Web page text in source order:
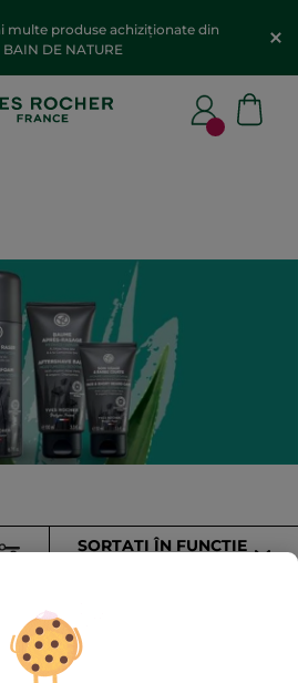
multe produse achiziționate din
DE NATURE
SORTAȚI ÎN FUNCȚIE
-28%